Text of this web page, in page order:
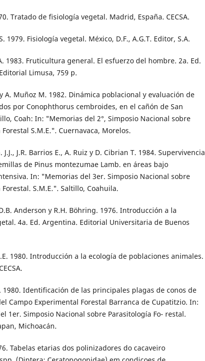
Tratado de fisiología vegetal. Madrid, España. CECSA.
1979. Fisiología vegetal. México, D.F., A.G.T. Editor, S.A.
1983. Fruticultura general. El esfuerzo del hombre. 2a. Ed.
Limusa, 759 p.
y A. Muñoz M. 1982. Dinámica poblacional y evaluación de
por Conophthorus cembroides, en el cañón de San
Coah: In: "Memorias del 2°, Simposio Nacional sobre
S.M.E.". Cuernavaca, Morelos.
J.J., J.R. Barrios E., A. Ruiz y D. Cibrian T. 1984. Supervivencia
de Pinus montezumae Lamb. en áreas bajo
In: "Memorias del 3er. Simposio Nacional sobre
S.M.E.". Saltillo, Coahuila.
Anderson y R.H. Böhring. 1976. Introducción a la
4a. Ed. Argentina. Editorial Universitaria de Buenos
1980. Introducción a la ecología de poblaciones animales.
1980. Identificación de las principales plagas de conos de
Campo Experimental Forestal Barranca de Cupatitzio. In:
1er. Simposio Nacional sobre Parasitología Fo- restal.
Michoacán.
Tabelas etarias dos polinizadores do cacaveiro